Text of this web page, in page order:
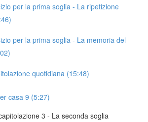
per la prima soglia - La ripetizione
per la prima soglia - La memoria del
quotidiana (15:48)
casa 9 (5:27)
3 - La seconda soglia